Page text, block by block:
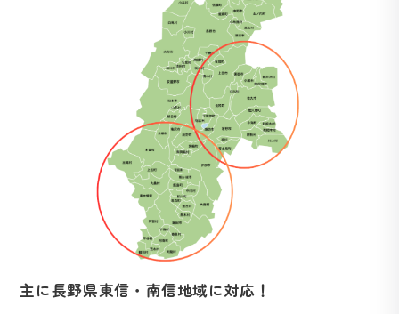
主に長野県東信・南信地域に対応！